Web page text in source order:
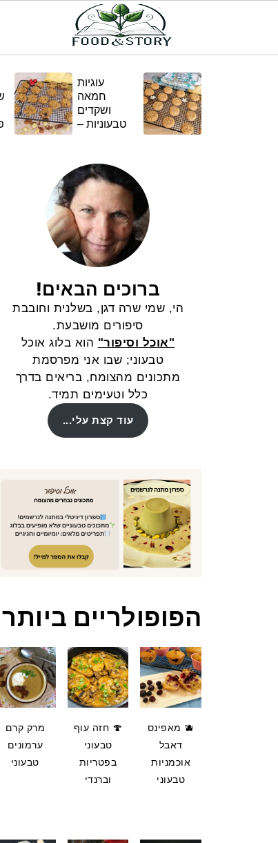
עוגיות
חמאה
ושקדים
טבעוניות –
ומפנקת 🌿✨
ברוכים הבאים!
הי, שמי שרה דגן, בשלנית וחובבת
סיפורים מושבעת.
"אוכל וסיפור" הוא בלוג אוכל
טבעוני; שבו אני מפרסמת
מתכונים מהצומח, בריאים בדרך
כלל וטעימים תמיד.
עוד קצת עלי...
הפופולריים ביותר
🫐 מאפינס
דאבל
אוכמניות
טבעוני
🍄 חזה עוף
טבעוני
בפטריות
וברנדי
מרק קרם
ערמונים
טבעוני